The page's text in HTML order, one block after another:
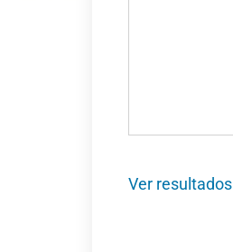
Ver resultados